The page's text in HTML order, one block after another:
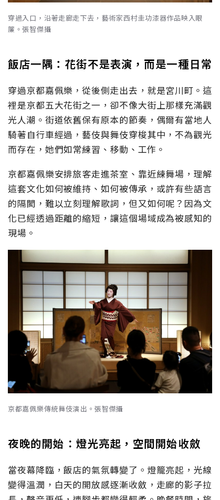
穿過入口，沿著走廊走下去，藝術家西村圭功漆器作品映入眼
簾。張智傑攝
飯店一隅：花街不是表演，而是一種日常
穿過京都嘉佩樂，從後側走出去，就是宮川町。這
裡是京都五大花街之一，卻不像大街上那樣充滿觀
光人潮。街道依舊保有原本的節奏，偶爾有當地人
騎著自行車經過，藝伎與舞伎穿梭其中，不為觀光
而存在，她們如常練習、移動、工作。
京都嘉佩樂安排旅客走進茶室、靠近練舞場，理解
這套文化如何被維持、如何被傳承，或許有些語言
的隔閡，難以立刻理解歌詞，但又如何呢？因為文
化已經透過距離的縮短，讓這個場域成為被感知的
現場。
京都嘉佩樂傳統舞伎演出。張智傑攝
夜晚的開始：燈光亮起，空間開始收斂
當夜幕降臨，飯店的氣氛轉變了。燈籠亮起，光線
變得溫潤，白天的開放感逐漸收斂，走廊的影子拉